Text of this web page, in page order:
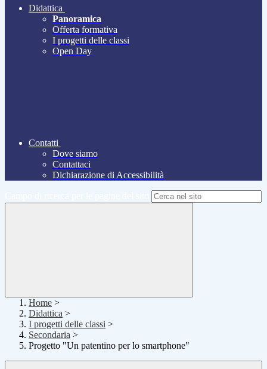
Didattica
Panoramica
Offerta formativa
I progetti delle classi
Open Day
Contatti
Dove siamo
Contattaci
Dichiarazione di Accessibilità
Home >
Didattica >
I progetti delle classi >
Secondaria >
Progetto "Un patentino per lo smartphone"